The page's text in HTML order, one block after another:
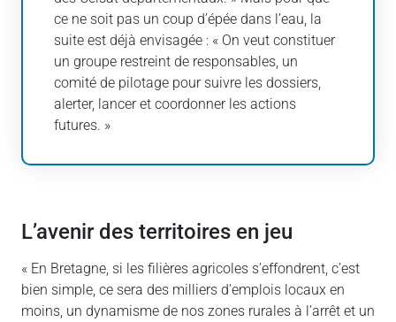
ce ne soit pas un coup d’épée dans l’eau, la
suite est déjà envisagée : « On veut constituer
un groupe restreint de responsables, un
comité de pilotage pour suivre les dossiers,
alerter, lancer et coordonner les actions
futures. »
L’avenir des territoires en jeu
« En Bretagne, si les filières agricoles s’effondrent, c’est
bien simple, ce sera des milliers d’emplois locaux en
moins, un dynamisme de nos zones rurales à l’arrêt et un